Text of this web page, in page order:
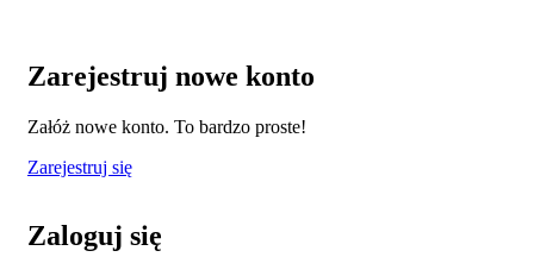
Zarejestruj nowe konto
Załóż nowe konto. To bardzo proste!
Zarejestruj się
Zaloguj się